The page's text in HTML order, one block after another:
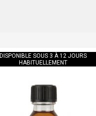
DISPONIBLE SOUS 3 À 12 JOURS
HABITUELLEMENT